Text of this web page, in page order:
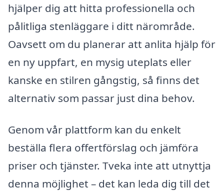
hjälper dig att hitta professionella och
pålitliga stenläggare i ditt närområde.
Oavsett om du planerar att anlita hjälp för
en ny uppfart, en mysig uteplats eller
kanske en stilren gångstig, så finns det
alternativ som passar just dina behov.
Genom vår plattform kan du enkelt
beställa flera offertförslag och jämföra
priser och tjänster. Tveka inte att utnyttja
denna möjlighet – det kan leda dig till det